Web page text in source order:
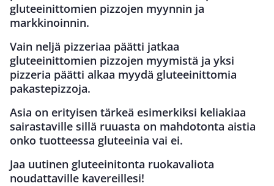
gluteeinittomien pizzojen myynnin ja
markkinoinnin.
Vain neljä pizzeriaa päätti jatkaa
gluteeinittomien pizzojen myymistä ja yksi
pizzeria päätti alkaa myydä gluteeinittomia
pakastepizzoja.
Asia on erityisen tärkeä esimerkiksi keliakiaa
sairastaville sillä ruuasta on mahdotonta aistia
onko tuotteessa gluteeinia vai ei.
Jaa uutinen gluteeinitonta ruokavaliota
noudattaville kavereillesi!